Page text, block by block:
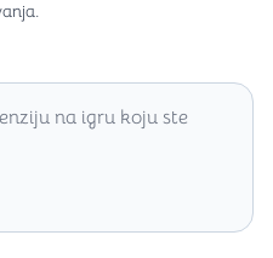
na igru koju ste